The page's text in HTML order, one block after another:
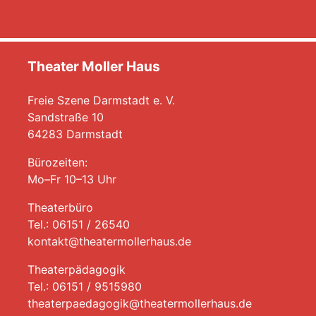
Theater Moller Haus
Freie Szene Darmstadt e. V.
Sandstraße 10
64283 Darmstadt
Bürozeiten:
Mo–Fr 10–13 Uhr
Theaterbüro
Tel.: 06151 / 26540
kontakt@theatermollerhaus.de
Theaterpädagogik
Tel.: 06151 / 9515980
theaterpaedagogik@theatermollerhaus.de